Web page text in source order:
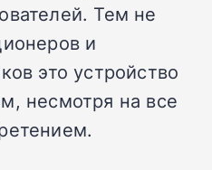
Тем не
и
это устройство
несмотря на все